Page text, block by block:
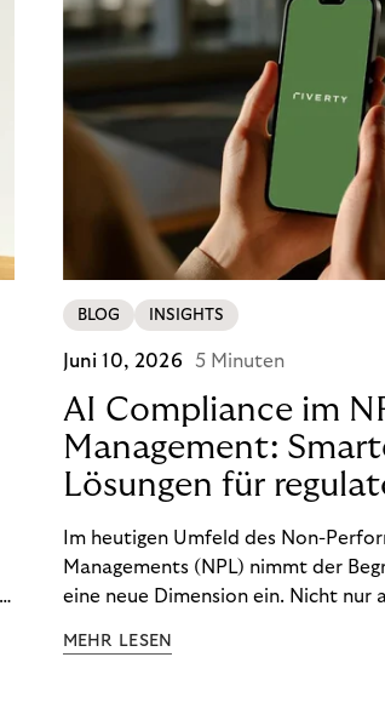
BLOG INSIGHTS
Juni 10, 2026 5 Minuten
AI Compliance im
Management:
Lösungen für
Sicherheit
Im heutigen Umfeld des Non-
Managements (NPL) nimmt der
eine neue Dimension ein. Nicht nur
Wettbewerbsvorteil. In einem
MEHR LESEN